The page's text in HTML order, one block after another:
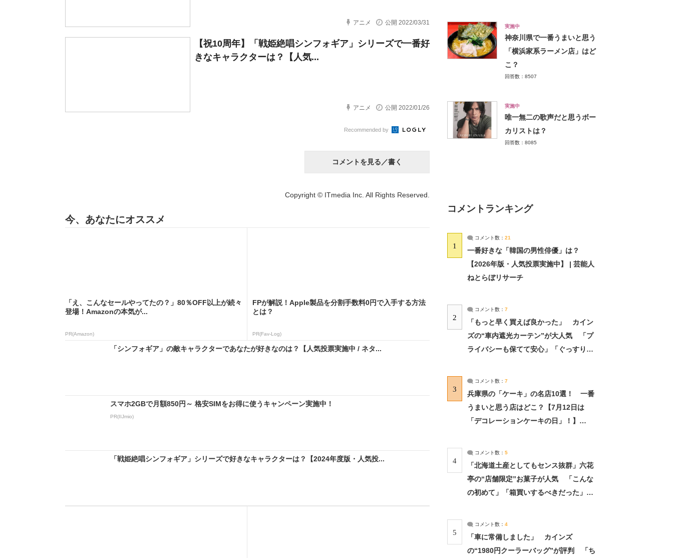
アニメ 公開 2022/03/31
【祝10周年】「戦姫絶唱シンフォギア」シリーズで一番好
きなキャラクターは？【人気...
アニメ 公開 2022/01/26
Recommended by
コメントを見る／書く
Copyright © ITmedia Inc. All Rights Reserved.
今、あなたにオススメ
「え、こんなセールやってたの？」80％OFF以上が続々
登場！Amazonの本気が...
PR(Amazon)
FPが解説！Apple製品を分割手数料0円で入手する方法
とは？
PR(Fav-Log)
「シンフォギア」の敵キャラクターであなたが好きなのは？【人気投票実施中 / ネタ...
スマホ2GBで月額850円～ 格安SIMをお得に使うキャンペーン実施中！
PR(IIJmio)
「戦姫絶唱シンフォギア」シリーズで好きなキャラクターは？【2024年度版・人気投...
実施中
神奈川県で一番うまいと思う
「横浜家系ラーメン店」はど
こ？
回答数：8507
実施中
唯一無二の歌声だと思うボー
カリストは？
回答数：8085
コメントランキング
1
コメント数： 21
一番好きな「韓国の男性俳優」は？
【2026年版・人気投票実施中】 | 芸能人
ねとらぼリサーチ
2
コメント数： 7
「もっと早く買えば良かった」 カイン
ズの“車内遮光カーテン”が大人気 「プ
ライバシーも保てて安心」「ぐっすり眠
3
コメント数： 7
兵庫県の「ケーキ」の名店10選！ 一番
うまいと思う店はどこ？【7月12日は
「デコレーションケーキの日」！】
4
コメント数： 5
「北海道土産としてもセンス抜群」六花
亭の“店舗限定”お菓子が人気 「こんな
の初めて」「箱買いするべきだった」
5
コメント数： 4
「車に常備しました」 カインズ
の“1980円クーラーバッグ”が評判 「ち